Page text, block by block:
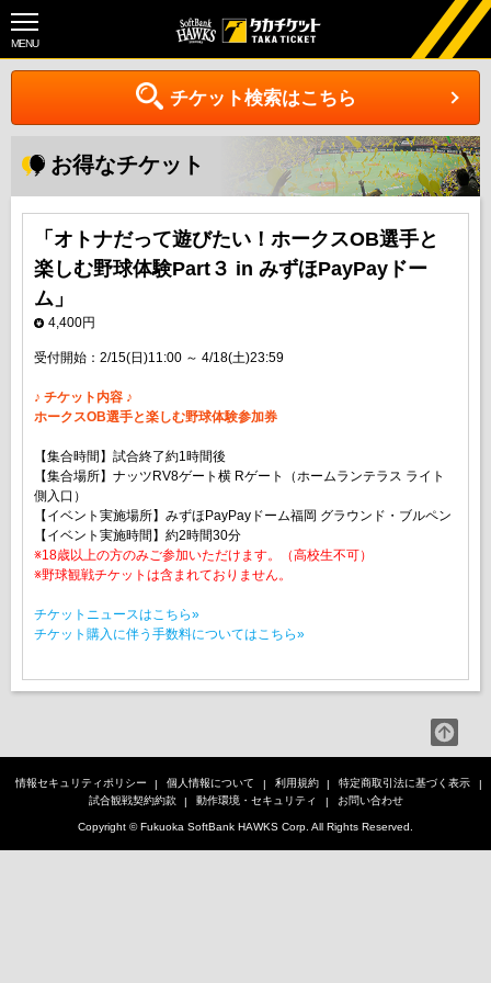
MENU
チケット検索はこちら
お得なチケット
「オトナだって遊びたい！ホークスOB選手と
楽しむ野球体験Part３ in みずほPayPayドー
ム」
4,400円
受付開始：2/15(日)11:00 ～ 4/18(土)23:59
♪ チケット内容 ♪
ホークスOB選手と楽しむ野球体験参加券
【集合時間】試合終了約1時間後
【集合場所】ナッツRV8ゲート横 Rゲート（ホームランテラス ライト
側入口）
【イベント実施場所】みずほPayPayドーム福岡 グラウンド・ブルペン
【イベント実施時間】約2時間30分
※18歳以上の方のみご参加いただけます。（高校生不可）
※野球観戦チケットは含まれておりません。
チケットニュースはこちら»
チケット購入に伴う手数料についてはこちら»
情報セキュリティポリシー 個人情報について 利用規約
特定商取引法に基づく表示
試合観戦契約約款
動作環境・セキュリティ お問い合わせ
Copyright © Fukuoka SoftBank HAWKS Corp. All Rights Reserved.